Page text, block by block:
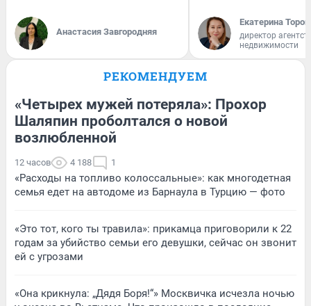
Анастасия Завгородняя
Екатерина
директор
недвижимости
РЕКОМЕНДУЕМ
«Четырех мужей потеряла»: Прохор
Шаляпин проболтался о новой
возлюбленной
12 часов 4 188 1
«Расходы на топливо колоссальные»: как многодетная
семья едет на автодоме из Барнаула в Турцию — фото
«Это тот, кого ты травила»: прикамца приговорили к 22
годам за убийство семьи его девушки, сейчас он звонит
ей с угрозами
«Она крикнула: „Дядя Боря!“» Москвичка исчезла ночью